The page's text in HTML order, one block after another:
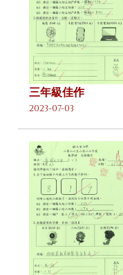
三年級佳作
2023-07-03